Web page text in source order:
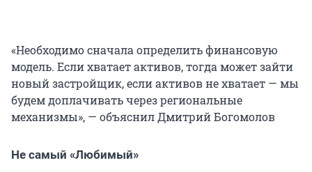
«Необходимо сначала определить финансовую
модель. Если хватает активов, тогда может зайти
новый застройщик, если активов не хватает — мы
будем доплачивать через региональные
механизмы», — объяснил Дмитрий Богомолов
Не самый «Любимый»